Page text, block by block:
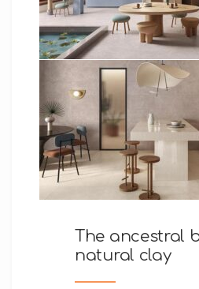
The ancestral
natural clay